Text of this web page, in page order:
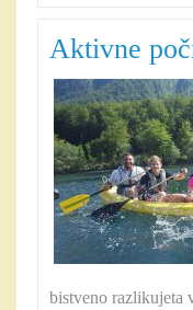
Aktivne
bistveno razlikujeta